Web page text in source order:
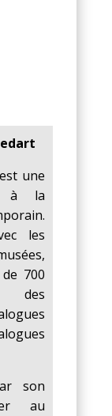
une
à la
les
700
des
son
au